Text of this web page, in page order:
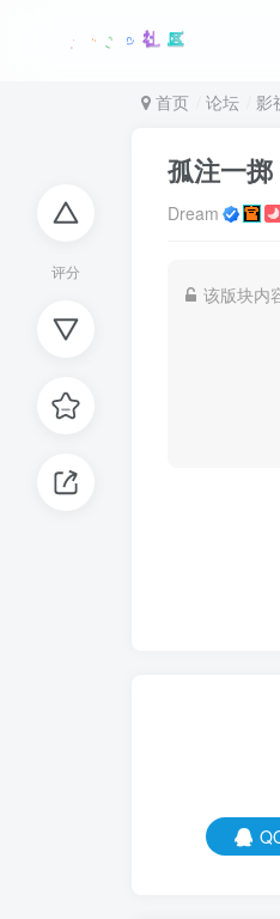
评分
首页 论坛 影
孤注一
Dream
该版块内